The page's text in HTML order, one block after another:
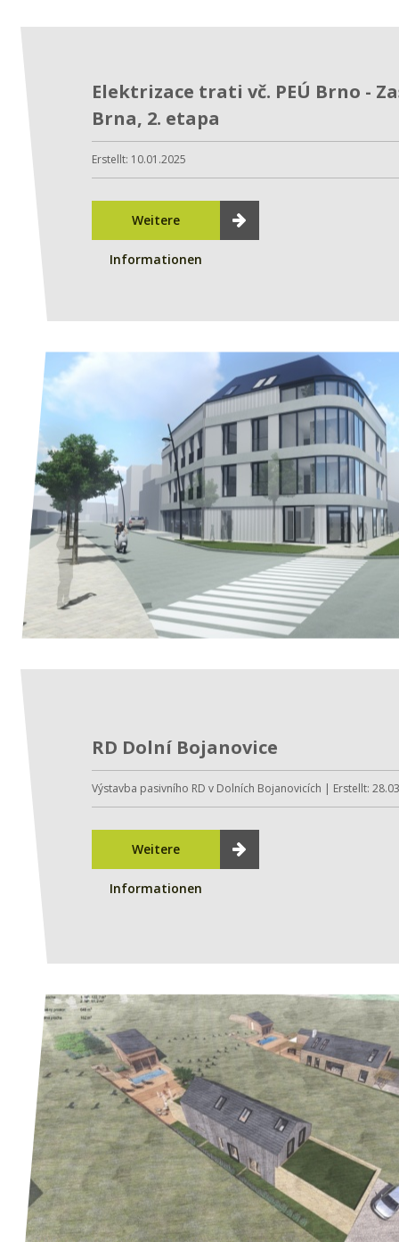
Elektrizace trati vč. PEÚ Brno -
Brna, 2. etapa
Erstellt: 10.01.2025
Weitere
Informationen
RD Dolní Bojanovice
Výstavba pasivního RD v Dolních Bojanovicích | Erstellt:
Weitere
Informationen